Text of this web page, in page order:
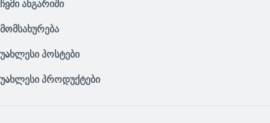
ᲩᲔᲛᲘ ᲐᲜᲒᲐᲠᲘᲨᲘ
ᲛᲝᲛᲡᲐᲮᲣᲠᲔᲑᲐ
ᲣᲐᲮᲚᲔᲡᲘ ᲞᲝᲡᲢᲔᲑᲘ
ᲣᲐᲮᲚᲔᲡᲘ ᲞᲠᲝᲓᲣᲥᲢᲔᲑᲘ